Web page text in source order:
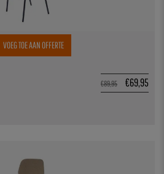
VOEG TOE AAN OFFERTE
€89,95 €69,95